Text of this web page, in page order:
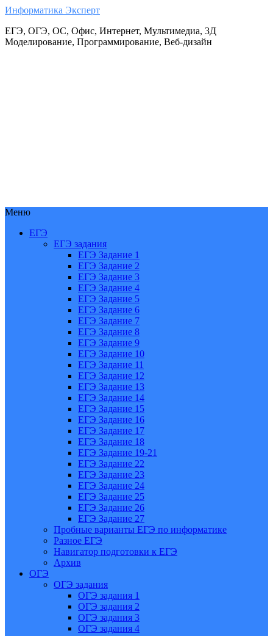
Информатика Эксперт
ЕГЭ, ОГЭ, ОС, Офис, Интернет, Мультимедиа, 3Д
Моделирование, Программирование, Веб-дизайн
Меню
ЕГЭ
ЕГЭ задания
ЕГЭ Задание 1
ЕГЭ Задание 2
ЕГЭ Задание 3
ЕГЭ Задание 4
ЕГЭ Задание 5
ЕГЭ Задание 6
ЕГЭ Задание 7
ЕГЭ Задание 8
ЕГЭ Задание 9
ЕГЭ Задание 10
ЕГЭ Задание 11
ЕГЭ Задание 12
ЕГЭ Задание 13
ЕГЭ Задание 14
ЕГЭ Задание 15
ЕГЭ Задание 16
ЕГЭ Задание 17
ЕГЭ Задание 18
ЕГЭ Задание 19-21
ЕГЭ Задание 22
ЕГЭ Задание 23
ЕГЭ Задание 24
ЕГЭ Задание 25
ЕГЭ Задание 26
ЕГЭ Задание 27
Пробные варианты ЕГЭ по информатике
Разное ЕГЭ
Навигатор подготовки к ЕГЭ
Архив
ОГЭ
ОГЭ задания
ОГЭ задания 1
ОГЭ задания 2
ОГЭ задания 3
ОГЭ задания 4